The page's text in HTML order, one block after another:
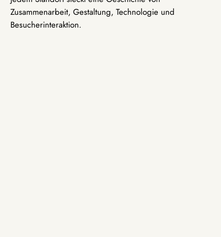
Zusammenarbeit, Gestaltung, Technologie und
Besucherinteraktion.